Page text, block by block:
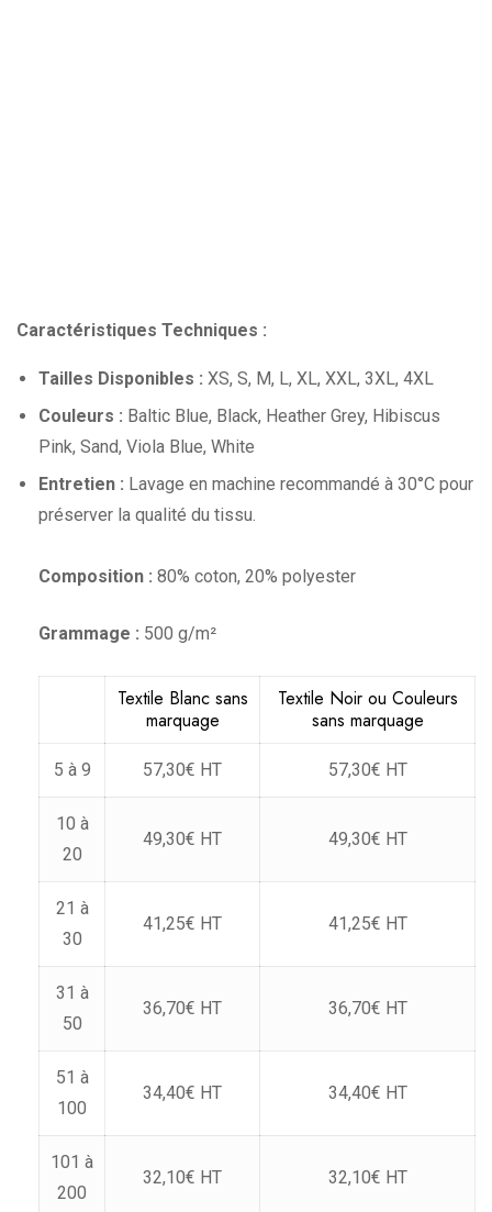
Caractéristiques Techniques :
Tailles Disponibles : XS, S, M, L, XL, XXL, 3XL, 4XL
Couleurs : Baltic Blue, Black, Heather Grey, Hibiscus
Pink, Sand, Viola Blue, White
Entretien : Lavage en machine recommandé à 30°C pour
préserver la qualité du tissu.
Composition : 80% coton, 20% polyester
Grammage : 500 g/m²
Textile Blanc sans
marquage
Textile Noir ou Couleurs
sans marquage
5 à 9 57,30€ HT 57,30€ HT
10 à
20
49,30€ HT 49,30€ HT
21 à
30
41,25€ HT 41,25€ HT
31 à
50
36,70€ HT 36,70€ HT
51 à
100
34,40€ HT 34,40€ HT
101 à
200
32,10€ HT 32,10€ HT